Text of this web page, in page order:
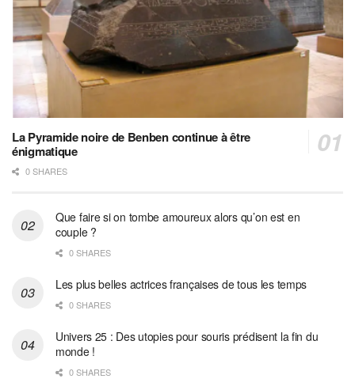
La Pyramide noire de Benben continue à être
énigmatique
0 SHARES
Que faire si on tombe amoureux alors qu’on est en
couple ?
0 SHARES
Les plus belles actrices françaises de tous les temps
0 SHARES
Univers 25 : Des utopies pour souris prédisent la fin du
monde !
0 SHARES